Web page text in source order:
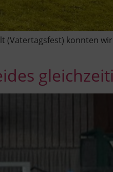
(Vatertagsfest) konnten